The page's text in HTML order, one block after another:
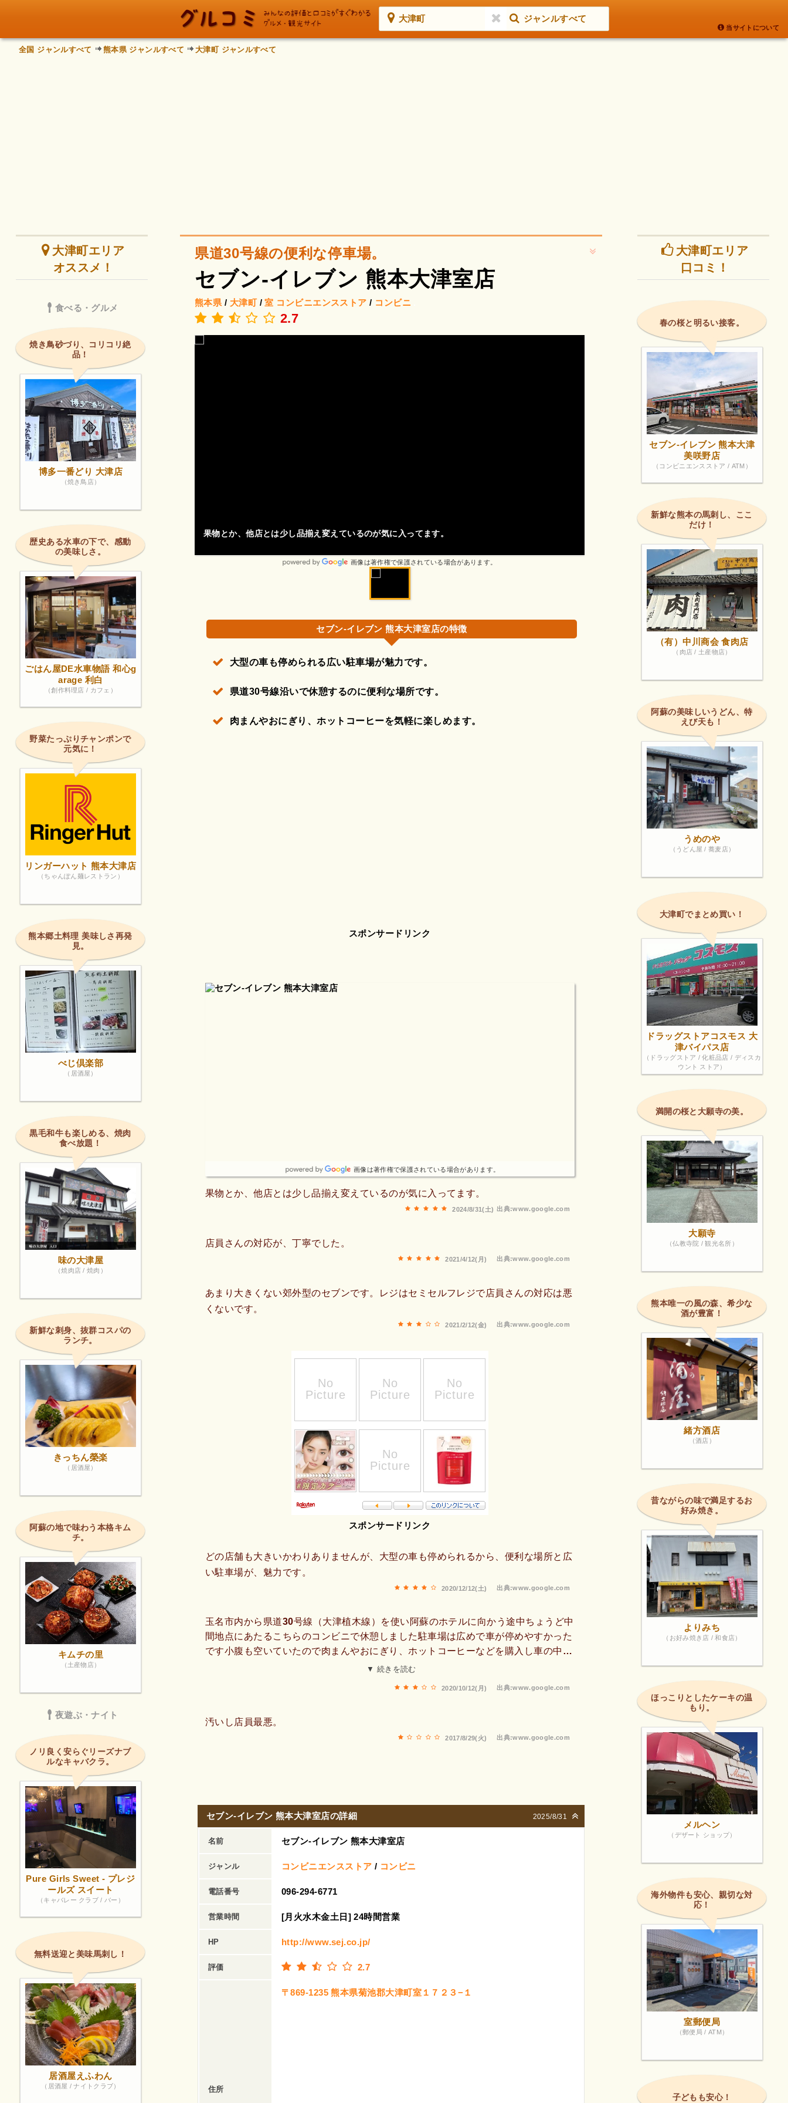
大津町 ジャンルすべて
当サイトについて
全国 ジャンルすべて 熊本県 ジャンルすべて 大津町 ジャンルすべて
県道30号線の便利な停車場。
セブン-イレブン 熊本大津室店
熊本県 / 大津町/室 コンビニエンスストア / コンビニ
2.7
果物とか、他店とは少し品揃え変えているのが気に入ってます。
画像は著作権で保護されている場合があります。
セブン-イレブン 熊本大津室店の特徴
大型の車も停められる広い駐車場が魅力です。
県道30号線沿いで休憩するのに便利な場所です。
肉まんやおにぎり、ホットコーヒーを気軽に楽しめます。
スポンサードリンク
画像は著作権で保護されている場合があります。
果物とか、他店とは少し品揃え変えているのが気に入ってます。
出典:www.google.com
2024/8/31(土)
店員さんの対応が、丁寧でした。
出典:www.google.com
2021/4/12(月)
あまり大きくない郊外型のセブンです。レジはセミセルフレジで店員さんの対応は悪
くないです。
出典:www.google.com
2021/2/12(金)
スポンサードリンク
どの店舗も大きいかわりありませんが、大型の車も停められるから、便利な場所と広
い駐車場が、魅力です。
出典:www.google.com
2020/12/12(土)
玉名市内から県道30号線（大津植木線）を使い阿蘇のホテルに向かう途中ちょうど中
間地点にあたるこちらのコンビニで休憩しました駐車場は広めで車が停めやすかった
です小腹も空いていたので肉まんやおにぎり、ホットコーヒーなどを購入し車の中で
いただきました駐車場の車のなかで見ていたら、利用客はけっこう多かったですスタ
でしたがごく普通でした一休みした後、前の道をそのまま進み「ミルクロード」を利
▼ 続きを読む
出典:www.google.com
2020/10/12(月)
汚いし店員最悪。
出典:www.google.com
2017/8/29(火)
2025/8/31
セブン-イレブン 熊本大津室店の詳細
名前 セブン-イレブン 熊本大津室店
ジャンル コンビニエンスストア / コンビニ
電話番号 096-294-6771
営業時間 [月火水木金土日] 24時間営業
HP http://www.sej.co.jp/
評価 2.7
住所
〒869-1235 熊本県菊池郡大津町室１７２３−１
大津町エリア
オススメ！
食べる・グルメ
焼き鳥砂づり、コリコリ絶
品！
博多一番どり 大津店
（焼き鳥店）
歴史ある水車の下で、感動
の美味しさ。
ごはん屋DE水車物語 和心g
arage 利白
（創作料理店 / カフェ）
野菜たっぷりチャンポンで
元気に！
リンガーハット 熊本大津店
（ちゃんぽん麺レストラン）
熊本郷土料理 美味しさ再発
見。
べじ倶楽部
（居酒屋）
黒毛和牛も楽しめる、焼肉
食べ放題！
味の大津屋
（焼肉店 / 焼肉）
新鮮な刺身、抜群コスパの
ランチ。
きっちん榮楽
（居酒屋）
阿蘇の地で味わう本格キム
チ。
キムチの里
（土産物店）
夜遊ぶ・ナイト
ノリ良く安らぐリーズナブ
ルなキャバクラ。
Pure Girls Sweet - プレジ
ールズ スイート
（キャバレー クラブ / バー）
無料送迎と美味馬刺し！
居酒屋えふわん
（居酒屋 / ナイトクラブ）
大津町エリア
口コミ！
春の桜と明るい接客。
セブン-イレブン 熊本大津
美咲野店
（コンビニエンスストア / ATM）
新鮮な熊本の馬刺し、ここ
だけ！
（有）中川商会 食肉店
（肉店 / 土産物店）
阿蘇の美味しいうどん、特
えび天も！
うめのや
（うどん屋 / 蕎麦店）
大津町でまとめ買い！
ドラッグストアコスモス 大
津バイパス店
（ドラッグストア / 化粧品店 / ディスカ
ウント ストア）
満開の桜と大願寺の美。
大願寺
（仏教寺院 / 観光名所）
熊本唯一の風の森、希少な
酒が豊富！
緒方酒店
（酒店）
昔ながらの味で満足するお
好み焼き。
よりみち
（お好み焼き店 / 和食店）
ほっこりとしたケーキの温
もり。
メルヘン
（デザート ショップ）
海外物件も安心、親切な対
応！
室郵便局
（郵便局 / ATM）
子どもも安心！